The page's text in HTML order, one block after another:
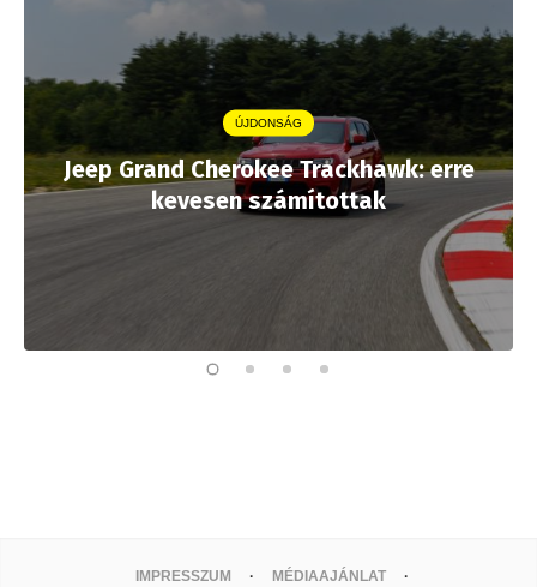
ÚJDONSÁG
Jeep Grand Cherokee Trackhawk: erre
kevesen számítottak
IMPRESSZUM
MÉDIAAJÁNLAT